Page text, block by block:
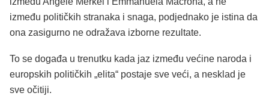
između političkih stranaka i snaga, podjednako je istina da
ona zasigurno ne odražava izborne rezultate.
To se događa u trenutku kada jaz između većine naroda i
europskih političkih „elita“ postaje sve veći, a nesklad je
sve očitiji.